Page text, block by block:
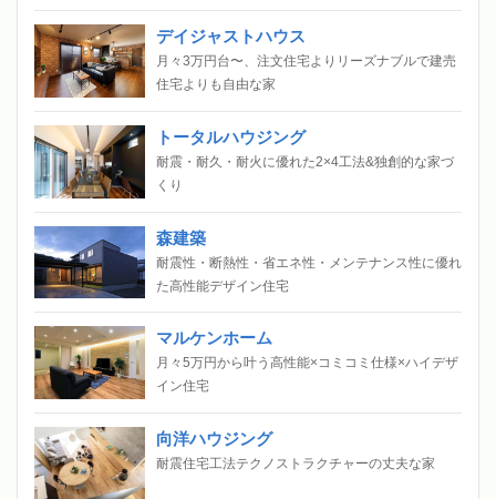
デイジャストハウス
月々3万円台〜、注文住宅よりリーズナブルで建売
住宅よりも自由な家
トータルハウジング
耐震・耐久・耐火に優れた2×4工法&独創的な家づ
くり
森建築
耐震性・断熱性・省エネ性・メンテナンス性に優れ
た高性能デザイン住宅
マルケンホーム
月々5万円から叶う高性能×コミコミ仕様×ハイデザ
イン住宅
向洋ハウジング
耐震住宅工法テクノストラクチャーの丈夫な家